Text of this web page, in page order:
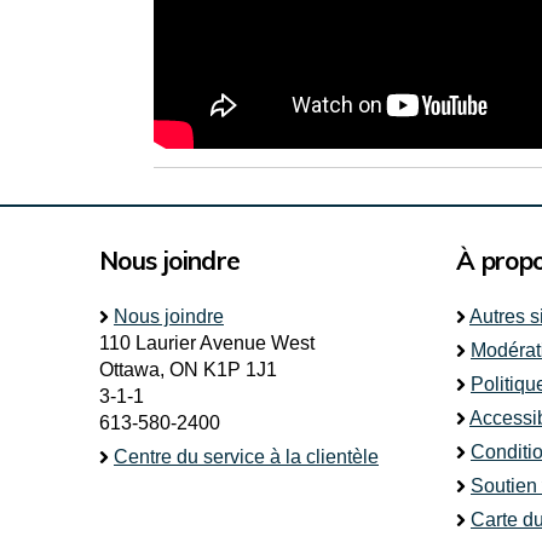
Nous joindre
Nous joindre
110 Laurier Avenue West
Ottawa, ON K1P 1J1
3-1-1
613-580-2400
Centre du service à la clientèle
À
Autres
Soutien
Carte